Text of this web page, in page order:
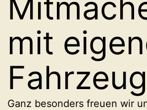
mit
Fahrzeug
Ganz besonders freuen wir